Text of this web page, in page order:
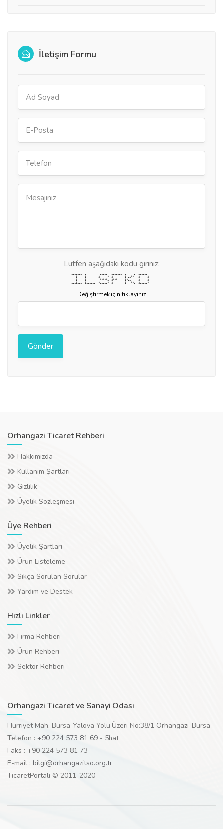
İletişim Formu
Lütfen aşağıdaki kodu giriniz:
******* * ***** ******* * * ******
* * * * * * ** * *
* * * * * ** * *
* * ***** **** ** * *
* * * * * ** * *
* * * * * * ** * *
******* ******* ***** * * * ******
Değiştirmek için tıklayınız
Orhangazi Ticaret Rehberi
Hakkımızda
Kullanım Şartları
Gizlilik
Üyelik Sözleşmesi
Üye Rehberi
Üyelik Şartları
Ürün Listeleme
Sıkça Sorulan Sorular
Yardım ve Destek
Hızlı Linkler
Firma Rehberi
Ürün Rehberi
Sektör Rehberi
Orhangazi Ticaret ve Sanayi Odası
Hürriyet Mah. Bursa-Yalova Yolu Üzeri No:38/1 Orhangazi-Bursa
Telefon : +90 224 573 81 69 - 5hat
Faks : +90 224 573 81 73
E-mail : bilgi@orhangazitso.org.tr
TicaretPortalı © 2011-2020